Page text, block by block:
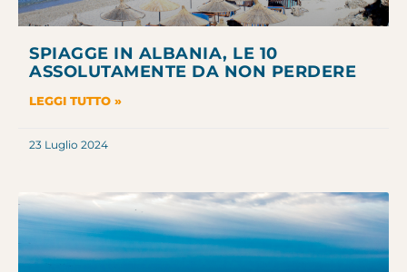
SPIAGGE IN ALBANIA, LE 10
ASSOLUTAMENTE DA NON PERDERE
LEGGI TUTTO »
23 Luglio 2024